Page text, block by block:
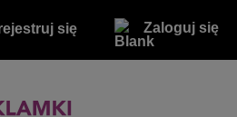
się Zaloguj się